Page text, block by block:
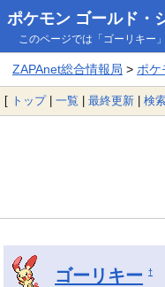
ポケモン ゴールド・
このページでは「ゴーリキー
ZAPAnet総合情報局 > ポケ
[ トップ| 一覧 | 最終更新 | 検
ゴーリキー †